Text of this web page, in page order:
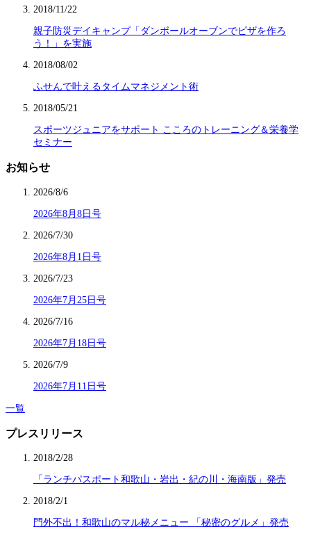
2018/11/22
親子防災デイキャンプ「ダンボールオーブンでピザを作ろ
う！」を実施
2018/08/02
ふせんで叶えるタイムマネジメント術
2018/05/21
スポーツジュニアをサポート こころのトレーニング＆栄養学
セミナー
お知らせ
2026/8/6
2026年8月8日号
2026/7/30
2026年8月1日号
2026/7/23
2026年7月25日号
2026/7/16
2026年7月18日号
2026/7/9
2026年7月11日号
一覧
プレスリリース
2018/2/28
「ランチパスポート和歌山・岩出・紀の川・海南版」発売
2018/2/1
門外不出！和歌山のマル秘メニュー 「秘密のグルメ」発売